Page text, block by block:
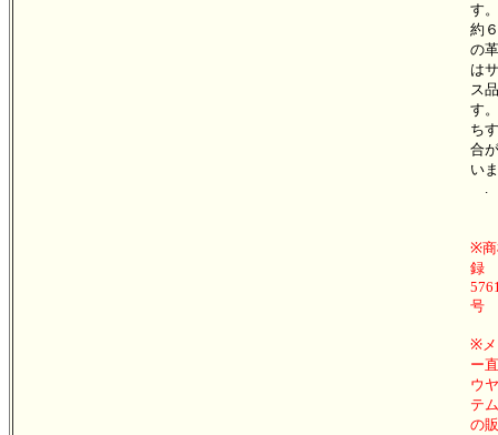
す。
約
の
は
ス
す
ち
合
い
.
※商
録
号
※メ
ー
ウ
テ
の